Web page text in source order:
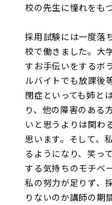
校の先生に憧れをも
採用試験には一度落
校で働きました。大
すお手伝いをするボ
ルバイトでも放課後
閉症といっても姉と
り、他の障害のある
いと思うよりは関わ
思います。そして、
るようになり、笑っ
する気持ちのモチベ
私の努力が足りず、
りないのか講師の期